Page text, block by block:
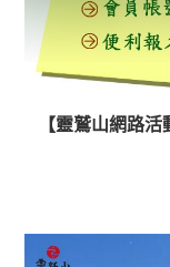
【靈鷲山網路